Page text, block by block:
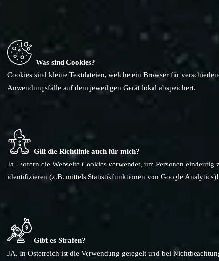
Was sind Cookies?
Cookies sind kleine Textdateien, welche ein Browser für
Anwendungsfälle auf dem jeweiligen Gerät lokal abspeichert.
Gilt die Richtlinie auch für mich?
Ja - sofern die Webseite Cookies verwendet, um Personen eindeutig
identifizieren (z.B. mittels Statistikfunktionen von Google Analytics)!
Gibt es Strafen?
JA. In Österreich ist die Verwendung geregelt und bei